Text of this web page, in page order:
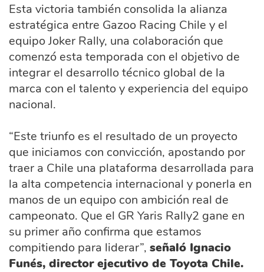
Esta victoria también consolida la alianza
estratégica entre Gazoo Racing Chile y el
equipo Joker Rally, una colaboración que
comenzó esta temporada con el objetivo de
integrar el desarrollo técnico global de la
marca con el talento y experiencia del equipo
nacional.
“Este triunfo es el resultado de un proyecto
que iniciamos con convicción, apostando por
traer a Chile una plataforma desarrollada para
la alta competencia internacional y ponerla en
manos de un equipo con ambición real de
campeonato. Que el GR Yaris Rally2 gane en
su primer año confirma que estamos
compitiendo para liderar”, señaló Ignacio
Funés, director ejecutivo de Toyota Chile.